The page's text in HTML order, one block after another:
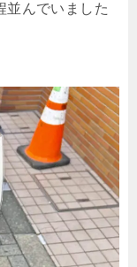
並んでいました